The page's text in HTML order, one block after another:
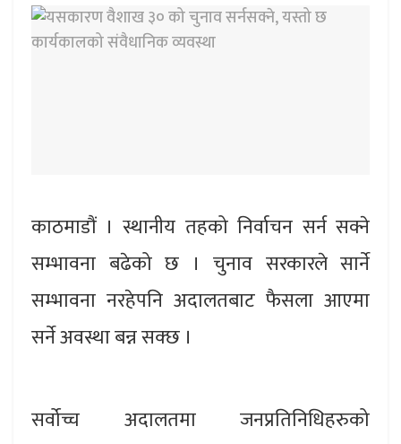
काठमाडौं । स्थानीय तहको निर्वाचन सर्न सक्ने
सम्भावना बढेको छ । चुनाव सरकारले सार्ने
सम्भावना नरहेपनि अदालतबाट फैसला आएमा
सर्ने अवस्था बन्न सक्छ ।
सर्वोच्च अदालतमा जनप्रतिनिधिहरुको